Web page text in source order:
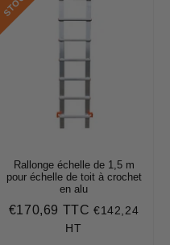
Rallonge échelle de 1,5 m
pour échelle de toit à crochet
en alu
Prix
€170,69 TTC €170,69
€142,24
HT